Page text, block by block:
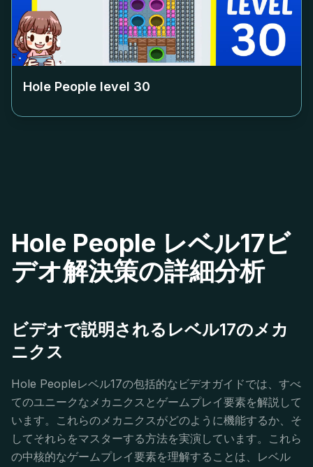
Hole People level 30
Hole People レベル17ビ
デオ解決策の詳細分析
ビデオで説明されるレベル17のメカ
ニクス
Hole Peopleレベル17の包括的なビデオガイドでは、すべ
てのユニークなメカニクスとゲームプレイ要素を解説して
います。これらのメカニクスがどのように機能するか、そ
してそれらをマスターする方法を実演しています。これら
の中核的なゲームプレイ要素を理解することは、レベル